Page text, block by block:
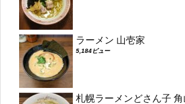
ラーメン 山壱家
5,184ビュー
札幌ラーメンどさん子